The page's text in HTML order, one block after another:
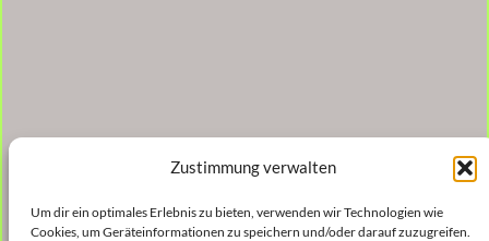
Zustimmung verwalten
Um dir ein optimales Erlebnis zu bieten, verwenden wir Technologien wie
Cookies, um Geräteinformationen zu speichern und/oder darauf zuzugreifen.